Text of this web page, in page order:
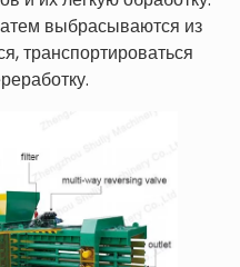
выбрасываются из
транспортироваться